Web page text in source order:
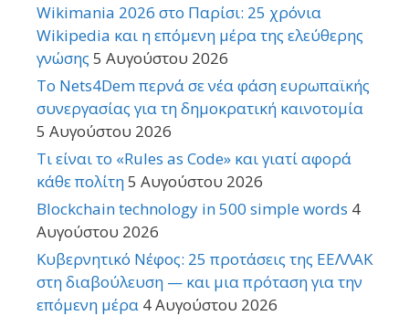
Wikimania 2026 στο Παρίσι: 25 χρόνια
Wikipedia και η επόμενη μέρα της ελεύθερης
γνώσης 5 Αυγούστου 2026
Το Nets4Dem περνά σε νέα φάση ευρωπαϊκής
συνεργασίας για τη δημοκρατική καινοτομία
5 Αυγούστου 2026
Τι είναι το «Rules as Code» και γιατί αφορά
κάθε πολίτη5 Αυγούστου 2026
Blockchain technology in 500 simple words 4
Αυγούστου 2026
Κυβερνητικό Νέφος: 25 προτάσεις της ΕΕΛΛΑΚ
στη διαβούλευση — και μια πρόταση για την
επόμενη μέρα 4 Αυγούστου 2026